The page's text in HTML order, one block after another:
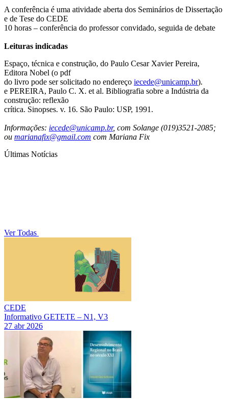
A conferência é uma atividade aberta dos Seminários de Dissertação
e de Tese do CEDE
10 horas – conferência do professor convidado, seguida de debate
Leituras indicadas
Espaço, técnica e construção, do Paulo Cesar Xavier Pereira,
Editora Nobel (o pdf
do livro pode ser solicitado no endereço iecede@unicamp.br).
e PEREIRA, Paulo C. X. et al. Bibliografia sobre a Indústria da
construção: reflexão
crítica. Sinopses. v. 16. São Paulo: USP, 1991.
Informações: iecede@unicamp.br, com Solange (019)3521-2085;
ou marianafix@gmail.com com Mariana Fix
Últimas Notícias
Ver Todas
CEDE
Informativo GETETE – N1, V3
27 abr 2026